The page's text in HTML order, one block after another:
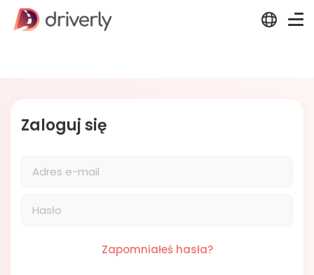
Zaloguj się
Zapomniałeś hasła?